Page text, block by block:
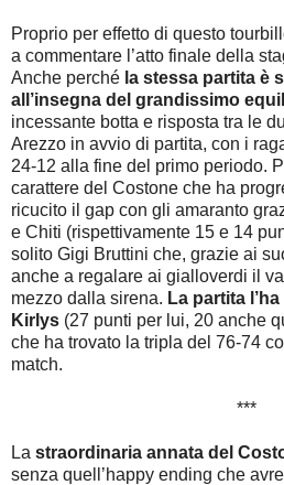
Proprio per effetto di questo
a commentare l’atto finale della
Anche perché la stessa partita è
all’insegna del grandissimo
incessante botta e risposta tra le
Arezzo in avvio di partita, con i
24-12 alla fine del primo periodo.
carattere del Costone che ha
ricucito il gap con gli amaranto
e Chiti (rispettivamente 15 e 14
solito Gigi Bruttini che, grazie ai
anche a regalare ai gialloverdi il
mezzo dalla sirena. La partita
Kirlys (27 punti per lui, 20 anche
che ha trovato la tripla del 76-74
match.
***
La straordinaria annata del
senza quell’happy ending che